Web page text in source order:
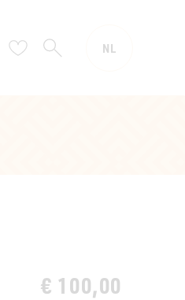
Aanmelden
Verlanglijst
ZOEKEN NL
€ 100,00